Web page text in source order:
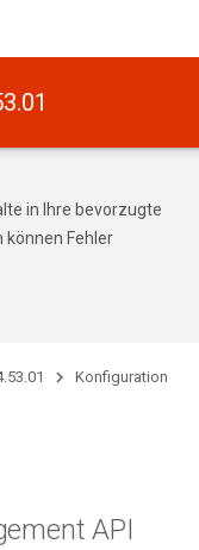
in Ihre bevorzugte
können Fehler
Konfiguration
API